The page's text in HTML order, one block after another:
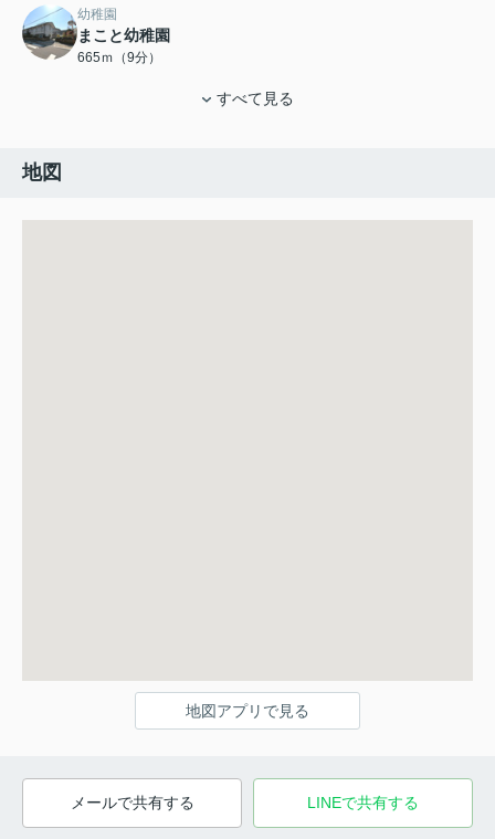
幼稚園
まこと幼稚園
665ｍ（9分）
すべて見る
地図
地図アプリで見る
メールで共有する LINEで共有する